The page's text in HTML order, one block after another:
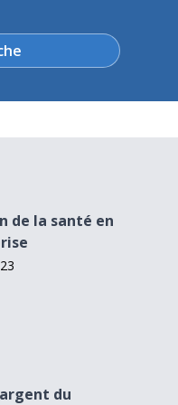
de la santé en
du